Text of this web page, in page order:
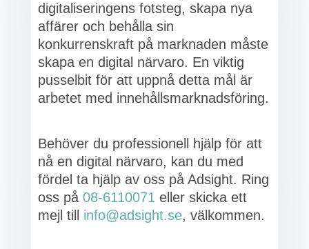
digitaliseringens fotsteg, skapa nya
affärer och behålla sin
konkurrenskraft på marknaden måste
skapa en digital närvaro. En viktig
pusselbit för att uppnå detta mål är
arbetet med innehållsmarknadsföring.
Behöver du professionell hjälp för att
nå en digital närvaro, kan du med
fördel ta hjälp av oss på Adsight. Ring
oss på 08-6110071 eller skicka ett
mejl till info@adsight.se, välkommen.